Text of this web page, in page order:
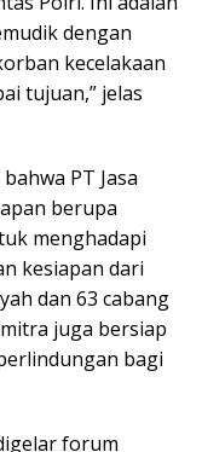
dengan
kecelakaan
tujuan,” jelas
PT Jasa
berupa
menghadapi
kesiapan dari
dan 63 cabang
juga bersiap
bagi
forum